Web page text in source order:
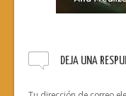
DEJA UNA